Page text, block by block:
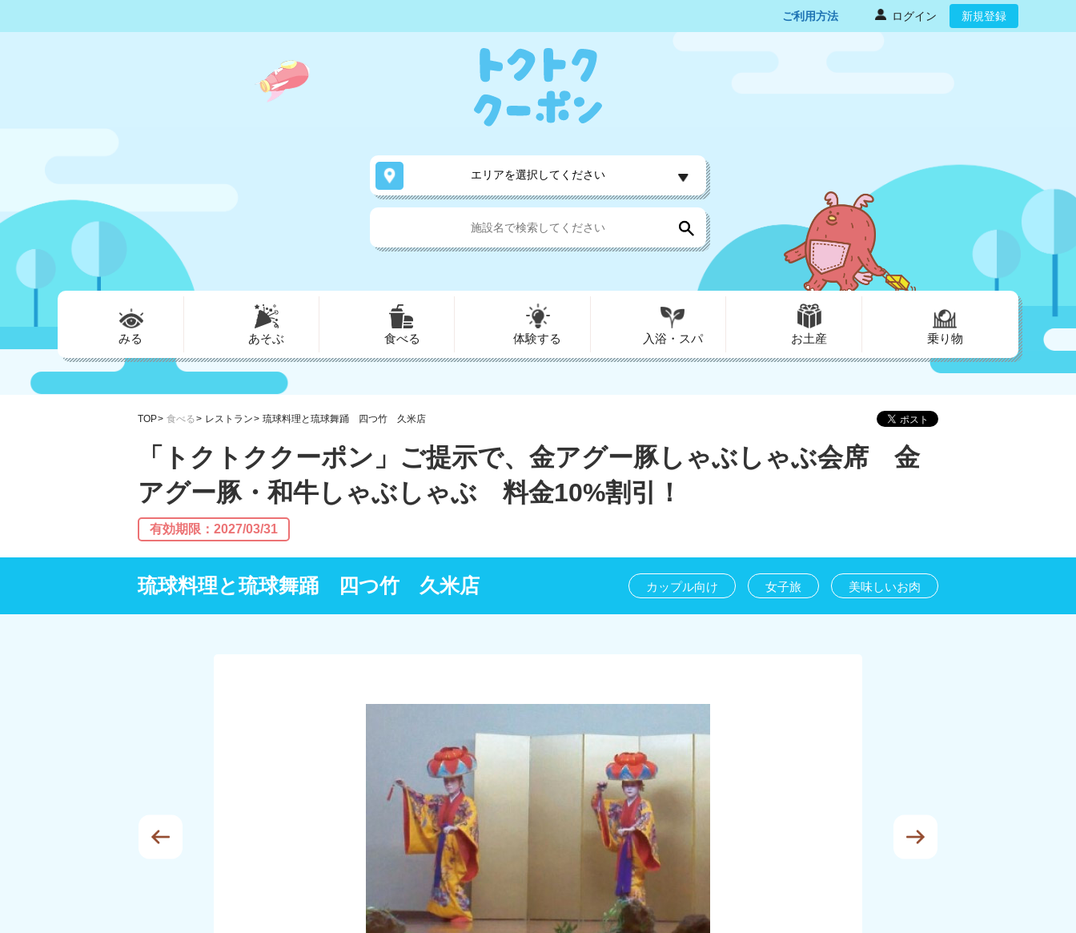
ご利用方法 ログイン 新規登録
エリアを選択してください
みる あそぶ 食べる 体験する 入浴・スパ お土産 乗り物
TOP 食べる レストラン 琉球料理と琉球舞踊 四つ竹 久米店
「トクトククーポン」ご提示で、金アグー豚しゃぶしゃぶ会席 金
アグー豚・和牛しゃぶしゃぶ 料金10%割引！
有効期限：2027/03/31
琉球料理と琉球舞踊 四つ竹 久米店 カップル向け 女子旅 美味しいお肉